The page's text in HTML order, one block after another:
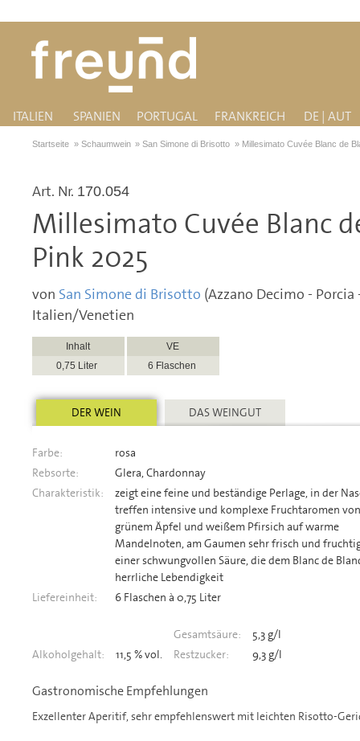
ITALIEN SPANIEN PORTUGAL FRANKREICH DE | AUT
Startseite » Schaumwein »San Simone di Brisotto » Millesimato Cuvée Blanc de
Art. Nr. 170.054
Millesimato Cuvée Blanc
Pink 2025
von San Simone di Brisotto (Azzano Decimo - Porcia
Italien/Venetien
Inhalt
VE
0,75 Liter
6 Flaschen
DER WEIN DAS WEINGUT
Farbe:
rosa
Rebsorte:
Glera, Chardonnay
Charakteristik:
zeigt eine feine und beständige Perlage, in der
treffen intensive und komplexe Fruchtaromen von
grünem Äpfel und weißem Pfirsich auf warme
Mandelnoten, am Gaumen sehr frisch und
einer schwungvollen Säure, die dem Blanc de
herrliche Lebendigkeit
Liefereinheit:
6 Flaschen à 0,75 Liter
Gesamtsäure:
5,3 g/l
Alkoholgehalt:
11,5 % vol. Restzucker: 9,3 g/l
Gastronomische Empfehlungen
Exzellenter Aperitif, sehr empfehlenswert mit leichten Risotto-